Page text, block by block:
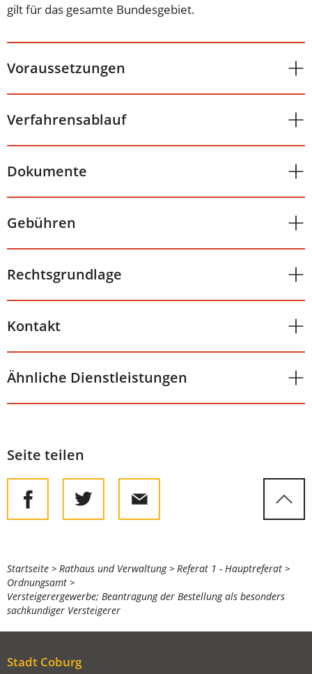
gilt für das gesamte Bundesgebiet.
Voraussetzungen
Verfahrensablauf
Dokumente
Gebühren
Rechtsgrundlage
Kontakt
Ähnliche Dienstleistungen
Seite teilen
Sie
befinden
sich
hier:
Startseite Rathaus und Verwaltung
Referat 1 - Hauptreferat
Ordnungsamt
Versteigerergewerbe; Beantragung der Bestellung als besonders
sachkundiger Versteigerer
Stadt Coburg